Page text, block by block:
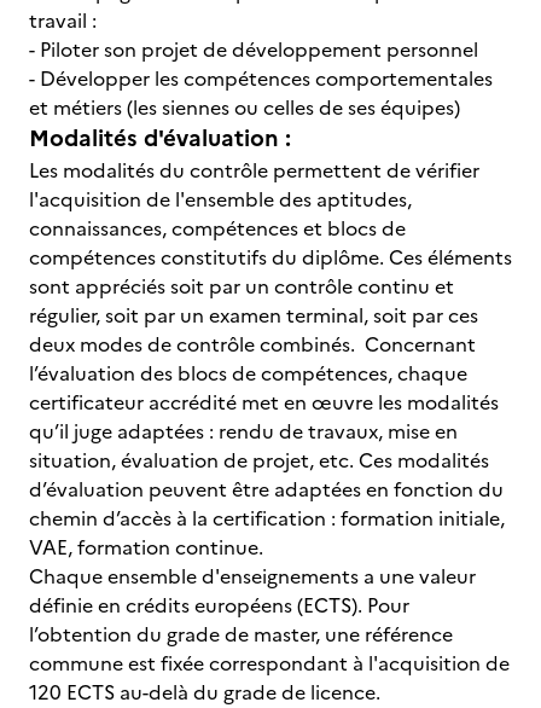
travail :
- Piloter son projet de développement personnel
- Développer les compétences comportementales
et métiers (les siennes ou celles de ses équipes)
Modalités d'évaluation :
Les modalités du contrôle permettent de vérifier
l'acquisition de l'ensemble des aptitudes,
connaissances, compétences et blocs de
compétences constitutifs du diplôme. Ces éléments
sont appréciés soit par un contrôle continu et
régulier, soit par un examen terminal, soit par ces
deux modes de contrôle combinés. Concernant
l’évaluation des blocs de compétences, chaque
certificateur accrédité met en œuvre les modalités
qu’il juge adaptées : rendu de travaux, mise en
situation, évaluation de projet, etc. Ces modalités
d’évaluation peuvent être adaptées en fonction du
chemin d’accès à la certification : formation initiale,
VAE, formation continue.
Chaque ensemble d'enseignements a une valeur
définie en crédits européens (ECTS). Pour
l’obtention du grade de master, une référence
commune est fixée correspondant à l'acquisition de
120 ECTS au-delà du grade de licence.